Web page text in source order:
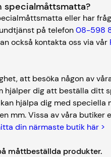
specialmåttsmatta?
eller har
på telefon08-598
också kontakta oss via vår
att besöka någon av
hjälper dig att beställa ditt
hjälpa dig med speciella
mm. Vissa av våra butiker
din närmaste butik här >
måttbeställda produkter.